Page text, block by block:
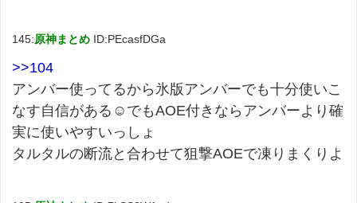
145:原神まとめ ID:PEcasfDGa
>>104
アンバー使ってるから氷版アンバーでも十分使いこ
なす自信がある☺でもAOE付きならアンバーより確
実に使いやすいっしょ
タルタルの断流と合わせて狙撃AOEで凍りまくりよ